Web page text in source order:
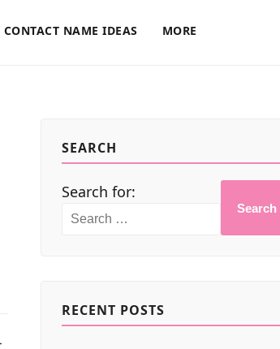
CONTACT NAME IDEAS MORE
SEARCH
Search for:
Search
RECENT POSTS